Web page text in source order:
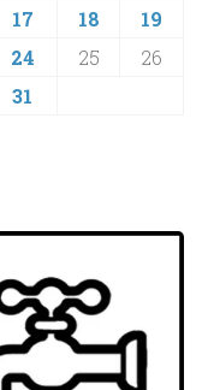
17 18
19
24 25
26
31